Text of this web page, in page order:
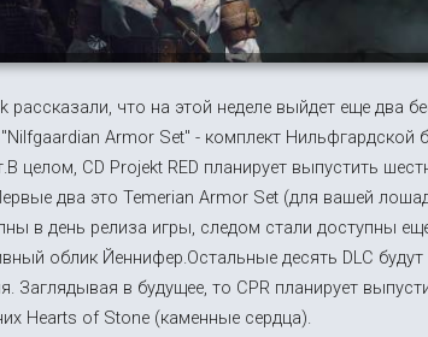
рассказали, что на этой неделе выйдет еще два
Armor Set" - комплект Нильфгардской
целом, CD Projekt RED планирует выпустить
два это Temerian Armor Set (для вашей
в день релиза игры, следом стали доступны
облик Йеннифер.Остальные десять DLC
Заглядывая в будущее, то CPR планирует
Hearts of Stone (каменные сердца).